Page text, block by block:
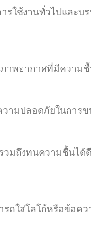
รใช้งานทั่วไปและบร
ภาพอากาศที่มีความ
ามปลอดภัยในการข
วมถึงทนความชื้นได้ดี
รถใส่โลโก้หรือข้อคว